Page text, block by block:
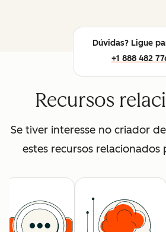
Dúvidas? Ligue
+1 888 482
Recursos
Se tiver interesse no criador
estes recursos relacionados